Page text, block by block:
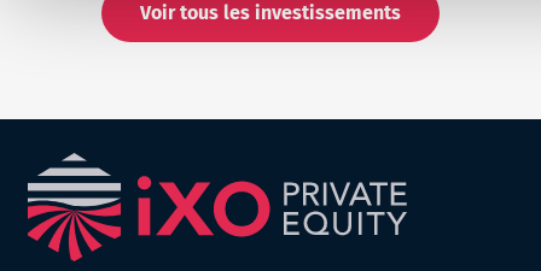
Voir tous les investissements